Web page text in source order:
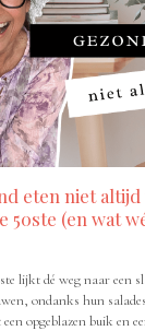
eten niet
50ste (en wat
lijkt dé weg naar een
ondanks hun
opgeblazen buik en